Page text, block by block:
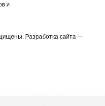
и
Разработка cайта —